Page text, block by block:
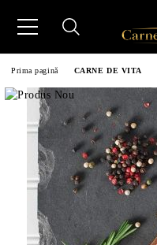
Prima pagină CARNE DE VITA